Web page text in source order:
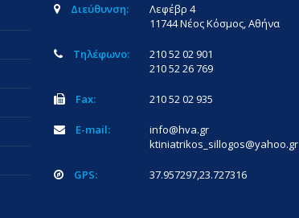
Διεύθυνση:
Λεφέβρ 4
11744 Νέος Κόσμος, Αθήνα
Τηλέφωνο:
210 52 02 901
210 52 26 769
Fax: 210 52 02 935
E-mail:
info@hva.gr
ktiniatrikos_sillogos@yahoo.gr
GPS: 37.957297,23.727316